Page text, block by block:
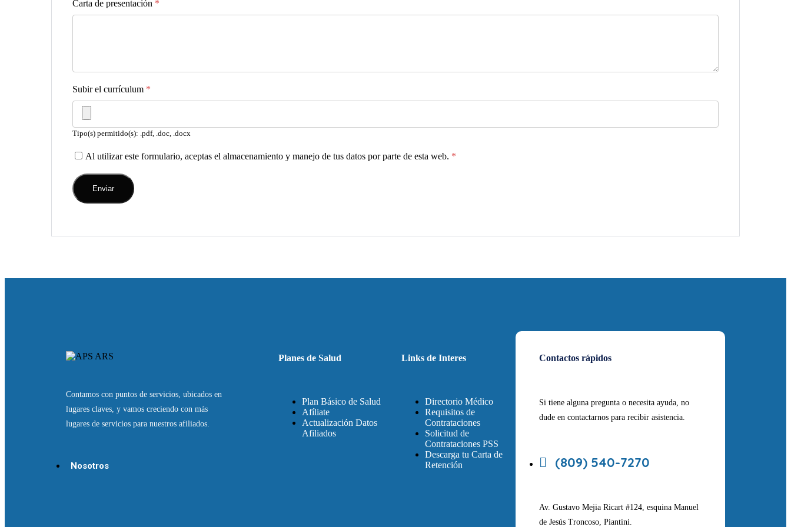
Carta de presentación *
Subir el currículum *
Tipo(s) permitido(s): .pdf, .doc, .docx
Al utilizar este formulario, aceptas el almacenamiento y manejo de tus datos por parte de esta web. *
Contamos con puntos de servicios, ubicados en
lugares claves, y vamos creciendo con más
lugares de servicios para nuestros afiliados.
Nosotros
Planes de Salud
Plan Básico de Salud
Afíliate
Actualización Datos
Afiliados
Links de Interes
Directorio Médico
Requisitos de
Contrataciones
Solicitud de
Contrataciones PSS
Descarga tu Carta de
Retención
Contactos rápidos
Si tiene alguna pregunta o necesita ayuda, no
dude en contactarnos para recibir asistencia.
(809) 540-7270
Av. Gustavo Mejia Ricart #124, esquina Manuel
de Jesús Troncoso, Piantini.